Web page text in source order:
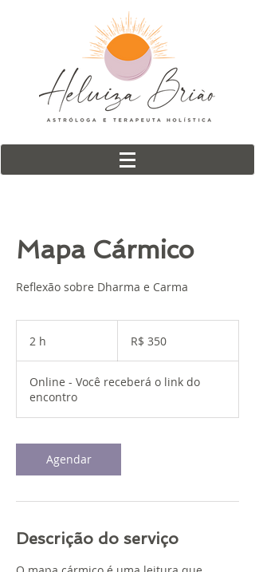
Mapa Cármico
Reflexão sobre Dharma e Carma
2 h
brasileiros
R$ 350
Online - Você receberá o link do
encontro
Agendar
Descrição do serviço